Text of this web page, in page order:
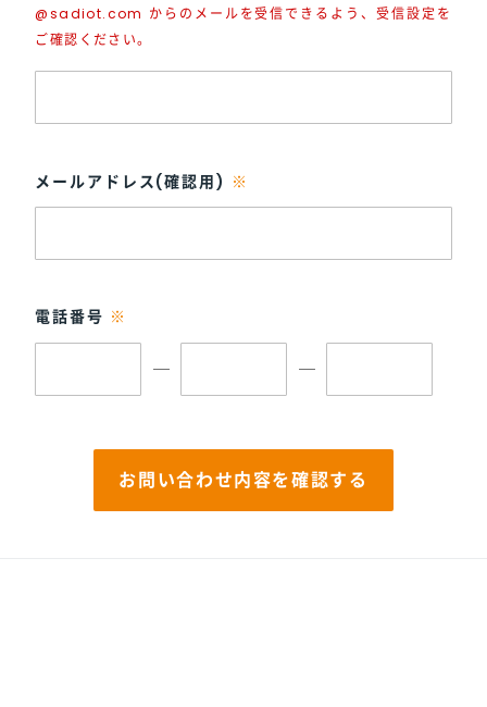
@sadiot.com からのメールを受信できるよう、受信設定を
ご確認ください。
メールアドレス(確認用) ※
電話番号 ※
お問い合わせ内容を確認する